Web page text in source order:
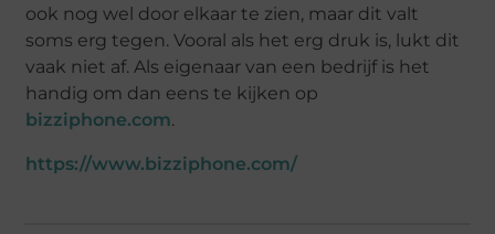
ook nog wel door elkaar te zien, maar dit valt
soms erg tegen. Vooral als het erg druk is, lukt dit
vaak niet af. Als eigenaar van een bedrijf is het
handig om dan eens te kijken op
bizziphone.com.
https://www.bizziphone.com/